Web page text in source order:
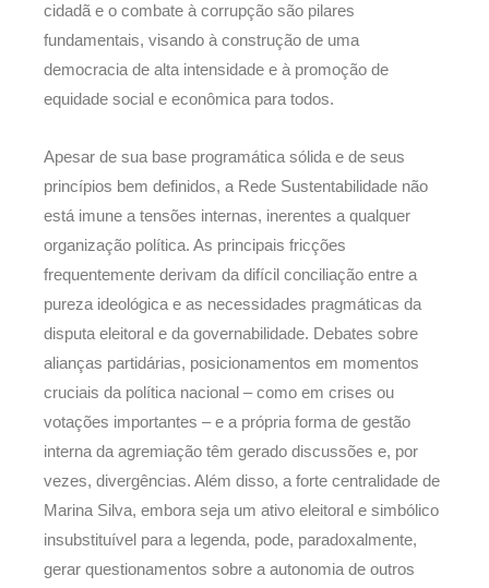
cidadã e o combate à corrupção são pilares
fundamentais, visando à construção de uma
democracia de alta intensidade e à promoção de
equidade social e econômica para todos.
Apesar de sua base programática sólida e de seus
princípios bem definidos, a Rede Sustentabilidade não
está imune a tensões internas, inerentes a qualquer
organização política. As principais fricções
frequentemente derivam da difícil conciliação entre a
pureza ideológica e as necessidades pragmáticas da
disputa eleitoral e da governabilidade. Debates sobre
alianças partidárias, posicionamentos em momentos
cruciais da política nacional – como em crises ou
votações importantes – e a própria forma de gestão
interna da agremiação têm gerado discussões e, por
vezes, divergências. Além disso, a forte centralidade de
Marina Silva, embora seja um ativo eleitoral e simbólico
insubstituível para a legenda, pode, paradoxalmente,
gerar questionamentos sobre a autonomia de outros